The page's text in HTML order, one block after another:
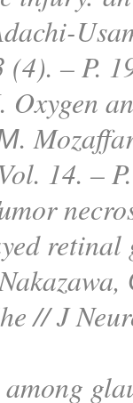
(4). – P.
14. –
// J